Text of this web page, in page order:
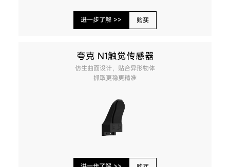
进一步了解 >> 购买
夸克 N1触觉传感器
仿生曲面设计，贴合异形物体
抓取更稳更精准